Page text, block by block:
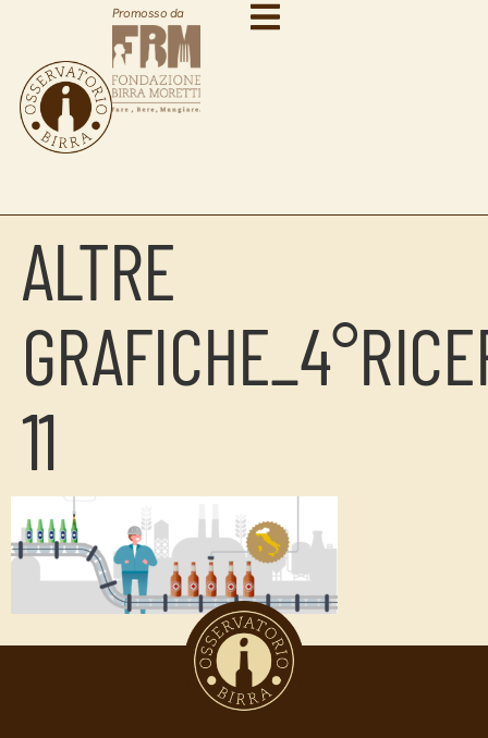
Promosso da
ALTRE
11